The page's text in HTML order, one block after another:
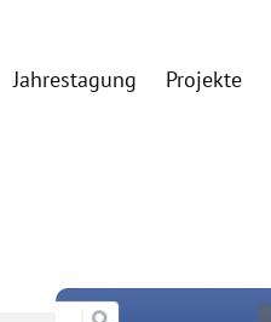
Jahrestagung Projekte